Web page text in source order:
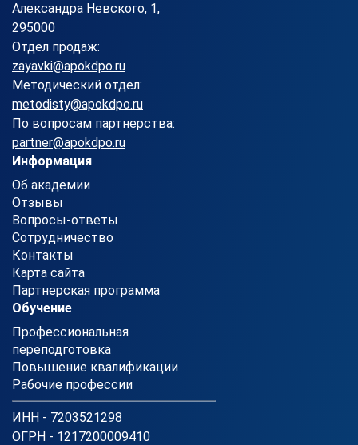
Александра Невского, 1,
295000
Отдел продаж:
zayavki@apokdpo.ru
Методический отдел:
metodisty@apokdpo.ru
По вопросам партнерства:
partner@apokdpo.ru
Информация
Об академии
Отзывы
Вопросы-ответы
Сотрудничество
Контакты
Карта сайта
Партнерская программа
Обучение
Профессиональная
переподготовка
Повышение квалификации
Рабочие профессии
ИНН - 7203521298
ОГРН - 1217200009410